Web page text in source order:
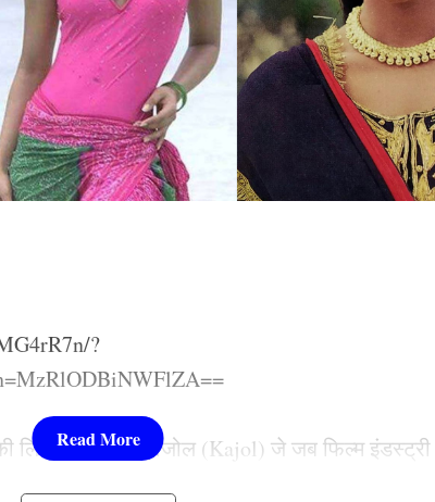
?
लिस्ट में शामिल काजोल (Kajol) जे जब फिल्म